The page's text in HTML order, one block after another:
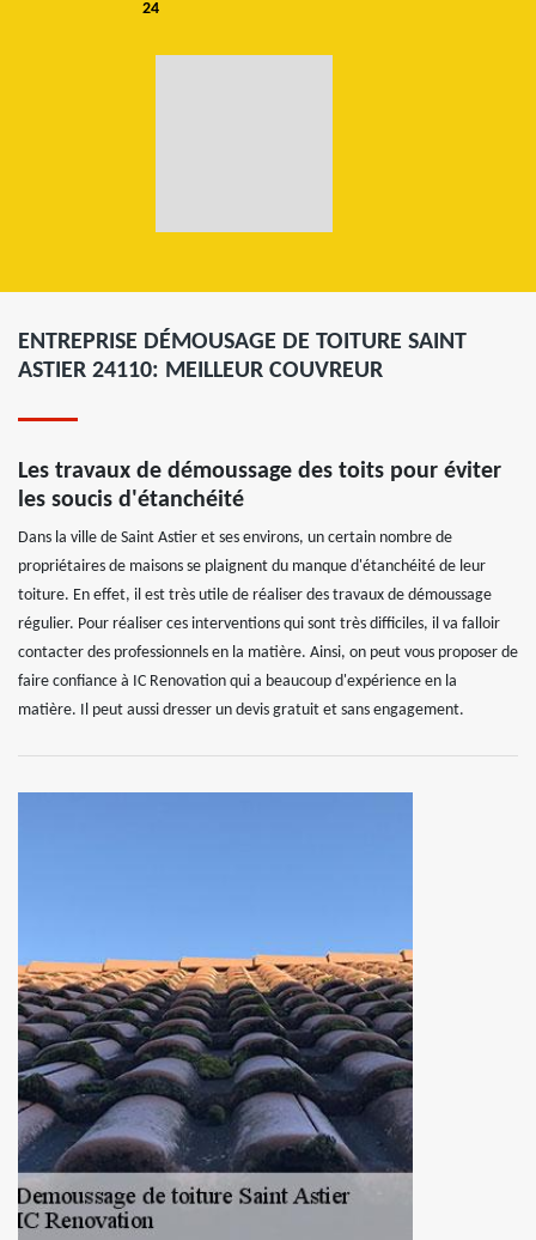
24
ENTREPRISE DÉMOUSAGE DE TOITURE SAINT
ASTIER 24110: MEILLEUR COUVREUR
Les travaux de démoussage des toits pour éviter
les soucis d'étanchéité
Dans la ville de Saint Astier et ses environs, un certain nombre de
propriétaires de maisons se plaignent du manque d'étanchéité de leur
toiture. En effet, il est très utile de réaliser des travaux de démoussage
régulier. Pour réaliser ces interventions qui sont très difficiles, il va falloir
contacter des professionnels en la matière. Ainsi, on peut vous proposer de
faire confiance à IC Renovation qui a beaucoup d'expérience en la
matière. Il peut aussi dresser un devis gratuit et sans engagement.